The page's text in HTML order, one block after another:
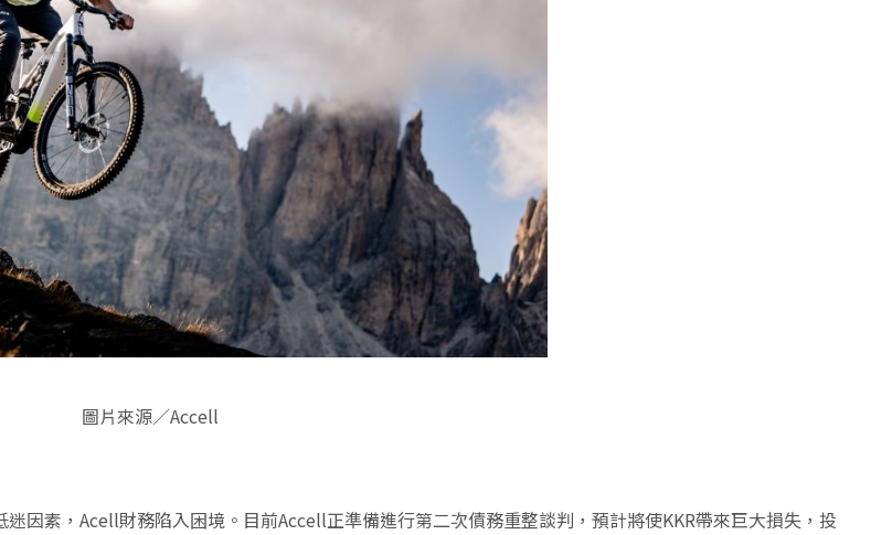
圖片來源／Accell
因素，Acell財務陷入困境。目前Accell正準備進行第二次債務重整談判，預計將使KKR帶來巨大損失，投